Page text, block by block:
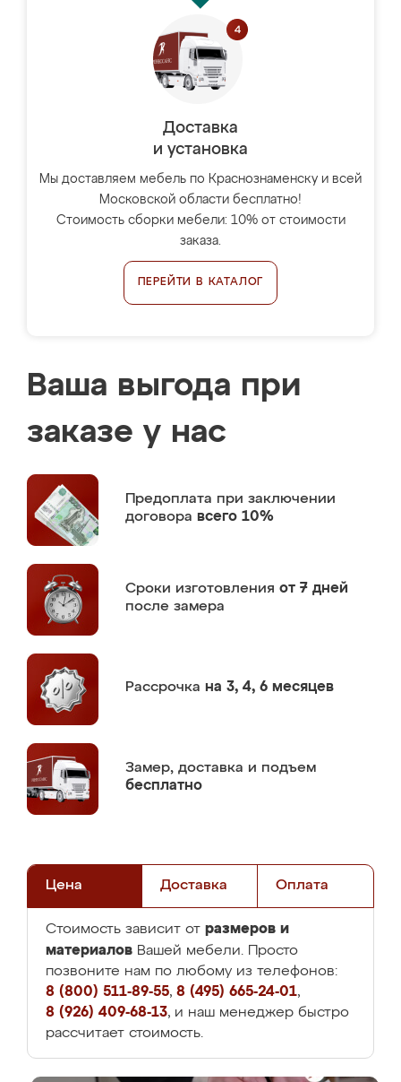
Доставка
и установка
Мы доставляем мебель по Краснознаменску и всей
Московской области бесплатно!
Стоимость сборки мебели: 10% от стоимости
заказа.
ПЕРЕЙТИ В КАТАЛОГ
Ваша выгода при
заказе у нас
Предоплата при заключении
договора всего 10%
Сроки изготовления от 7 дней
после замера
Рассрочка на 3, 4, 6 месяцев
Замер, доставка и подъем
бесплатно
Цена Доставка Оплата
Стоимость зависит от размеров и
материалов Вашей мебели. Просто
позвоните нам по любому из телефонов:
8 (800) 511-89-55, 8 (495) 665-24-01,
8 (926) 409-68-13, и наш менеджер быстро
рассчитает стоимость.